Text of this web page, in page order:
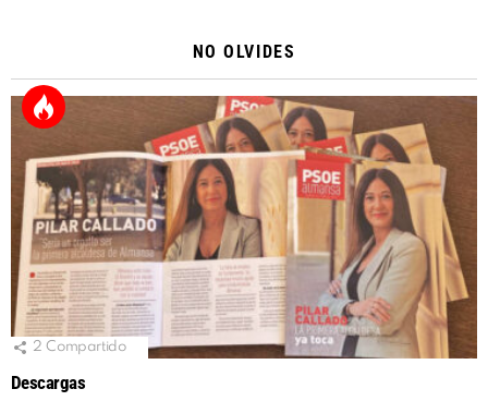
NO OLVIDES
2 Compartido
Descargas